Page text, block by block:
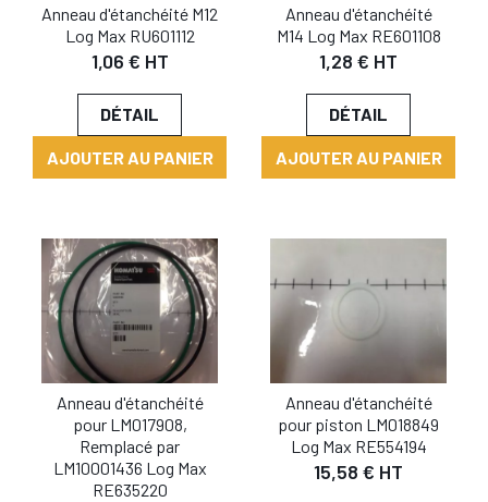
Anneau d'étanchéité M12
Log Max RU601112
1,06 € HT
DÉTAIL
AJOUTER AU PANIER
Anneau d'étanchéité
M14 Log Max RE601108
1,28 € HT
DÉTAIL
AJOUTER AU PANIER
Anneau d'étanchéité
pour LM017908,
Remplacé par
LM10001436 Log Max
RE635220
Anneau d'étanchéité
pour piston LM018849
Log Max RE554194
15,58 € HT